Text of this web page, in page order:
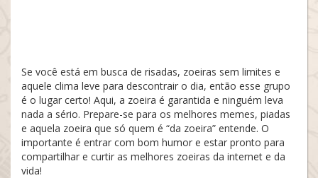
Se você está em busca de risadas, zoeiras sem limites e
aquele clima leve para descontrair o dia, então esse grupo
é o lugar certo! Aqui, a zoeira é garantida e ninguém leva
nada a sério. Prepare-se para os melhores memes, piadas
e aquela zoeira que só quem é “da zoeira” entende. O
importante é entrar com bom humor e estar pronto para
compartilhar e curtir as melhores zoeiras da internet e da
vida!